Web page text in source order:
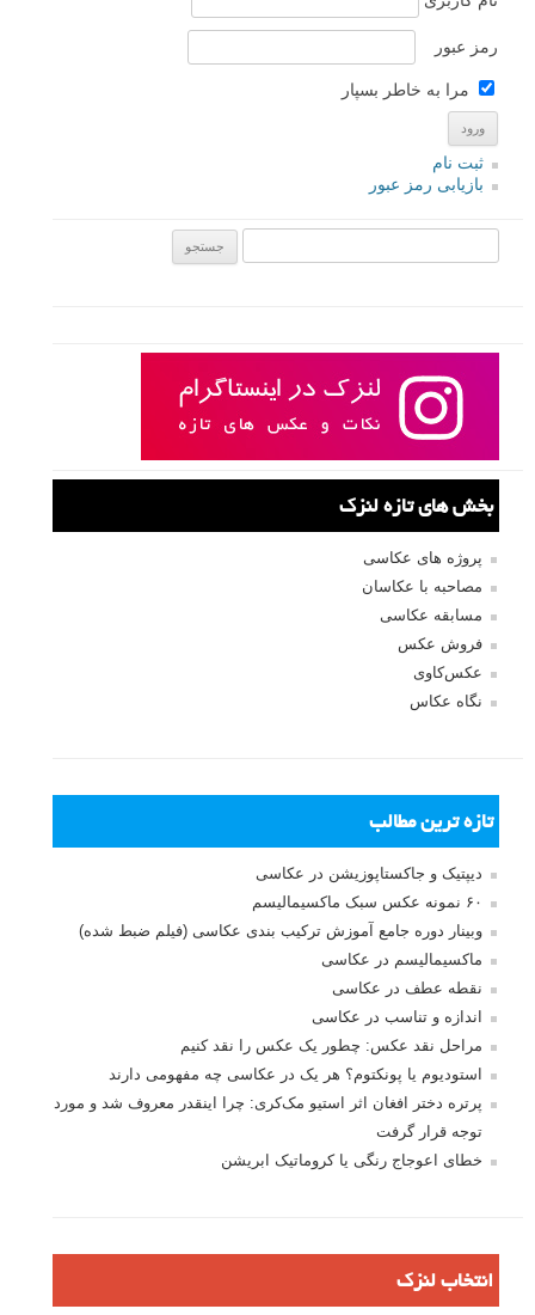
رمز عبور
مرا به خاطر بسپار
ثبت نام
بازیابی رمز عبور
بخش های تازه لنزک
پروژه های عکاسی
مصاحبه با عکاسان
مسابقه عکاسی
فروش عکس
عکس‌کاوی
نگاه عکاس
تازه ترین مطالب
دیپتیک و جاکستا‌پوزیشن در عکاسی
۶۰ نمونه عکس سبک ماکسیمالیسم
وبینار دوره جامع آموزش ترکیب بندی عکاسی (فیلم ضبط شده)
ماکسیمالیسم در عکاسی
نقطه عطف در عکاسی
اندازه و تناسب در عکاسی
مراحل نقد عکس: چطور یک عکس را نقد کنیم
استودیوم یا پونکتوم؟ هر یک در عکاسی چه مفهومی دارند
پرتره دختر افغان اثر استیو مک‌کری: چرا اینقدر معروف شد و مورد
توجه قرار گرفت
خطای اعوجاج رنگی یا کروماتیک ابریشن
انتخاب لنزک